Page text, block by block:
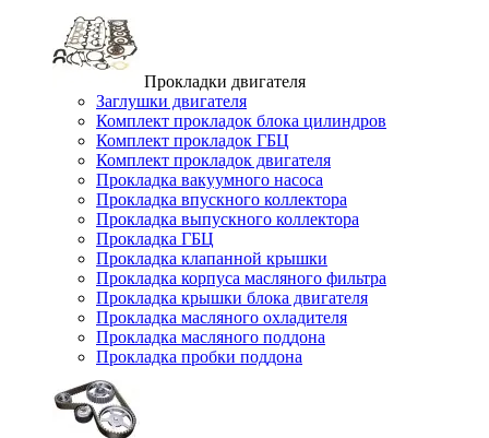
Прокладки двигателя
Заглушки двигателя
Комплект прокладок блока цилиндров
Комплект прокладок ГБЦ
Комплект прокладок двигателя
Прокладка вакуумного насоса
Прокладка впускного коллектора
Прокладка выпускного коллектора
Прокладка ГБЦ
Прокладка клапанной крышки
Прокладка корпуса масляного фильтра
Прокладка крышки блока двигателя
Прокладка масляного охладителя
Прокладка масляного поддона
Прокладка пробки поддона